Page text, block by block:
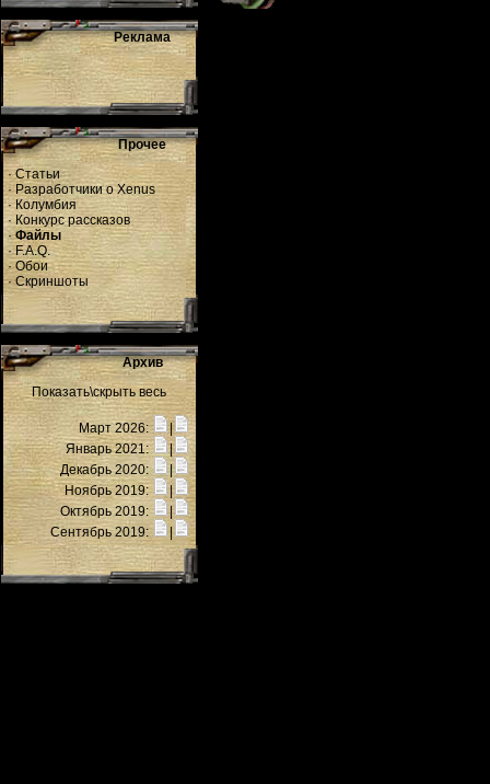
Реклама
Прочее
·Статьи
·Разработчики о Xenus
·Колумбия
·Конкурс рассказов
·Файлы
·F.A.Q.
· Обои
· Скриншоты
Архив
Показать\скрыть весь
Март 2026:
Январь 2021:
|
Декабрь 2020:
Ноябрь 2019:
Октябрь 2019:
Сентябрь 2019: